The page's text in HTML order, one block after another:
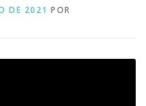
DE 2021 POR